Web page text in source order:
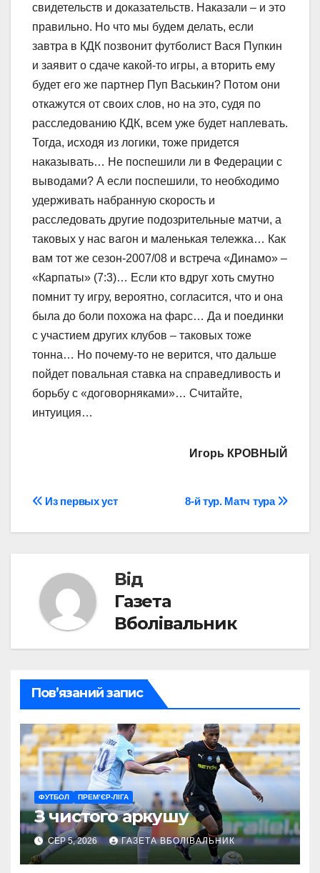
свидетельств и доказательств. Наказали – и это
правильно. Но что мы будем делать, если
завтра в КДК позвонит футболист Вася Пупкин
и заявит о сдаче какой-то игры, а вторить ему
будет его же партнер Пуп Васькин? Потом они
откажутся от своих слов, но на это, судя по
расследованию КДК, всем уже будет наплевать.
Тогда, исходя из логики, тоже придется
наказывать… Не поспешили ли в Федерации с
выводами? А если поспешили, то необходимо
удерживать набранную скорость и
расследовать другие подозрительные матчи, а
таковых у нас вагон и маленькая тележка… Как
вам тот же сезон-2007/08 и встреча «Динамо» –
«Карпаты» (7:3)… Если кто вдруг хоть смутно
помнит ту игру, вероятно, согласится, что и она
была до боли похожа на фарс… Да и поединки
с участием других клубов – таковых тоже
тонна… Но почему-то не верится, что дальше
пойдет повальная ставка на справедливость и
борьбу с «договорняками»… Считайте,
интуиция…
Игорь КРОВНЫЙ
Навігація
записів
8-й тур. Матч тура
Из первых уст
Від
Газета
Вболівальник
Пов’язаний запис
ФУТБОЛ ПРЕМ’ЄР-ЛІГА
З чистого аркушу
СЕР 5, 2026 ГАЗЕТА ВБОЛІВАЛЬНИК